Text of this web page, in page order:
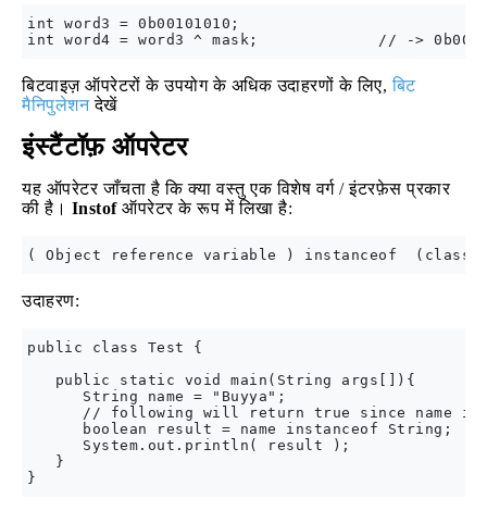
int word3 = 0b00101010;
बिटवाइज़ ऑपरेटरों के उपयोग के अधिक उदाहरणों के लिए,बिट
मैनिपुलेशनदेखें
इंस्टैंटॉफ़ ऑपरेटर
यह ऑपरेटर जाँचता है कि क्या वस्तु एक विशेष वर्ग / इंटरफ़ेस प्रकार
की है। Instofऑपरेटर के रूप में लिखा है:
उदाहरण:
public class Test {
   public static void main(String args[]){
      String name = "Buyya";
// following will return true since name is
      boolean result = name instanceof String;
      System.out.println( result );
   }